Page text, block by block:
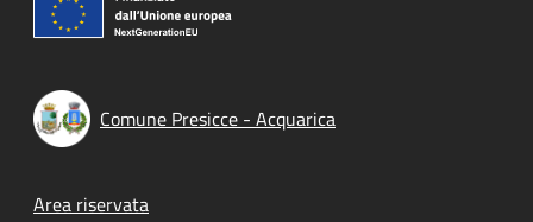
Comune Presicce - Acquarica
Footer menu
Area riservata